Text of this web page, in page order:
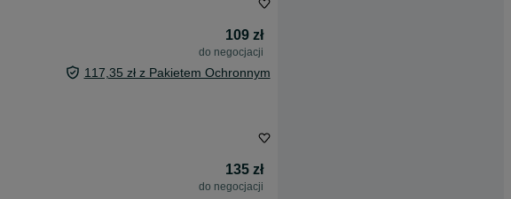
109 zł
do negocjacji
117,35 zł z Pakietem Ochronnym
135 zł
do negocjacji